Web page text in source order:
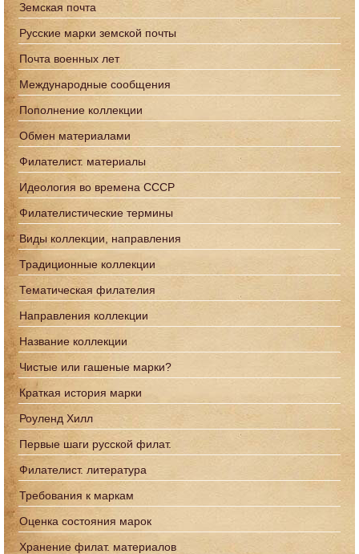
Земская почта
Русские марки земской почты
Почта военных лет
Международные сообщения
Пополнение коллекции
Обмен материалами
Филателист. материалы
Идеология во времена СССР
Филателистические термины
Виды коллекции, направления
Традиционные коллекции
Тематическая филателия
Направления коллекции
Название коллекции
Чистые или гашеные марки?
Краткая история марки
Роуленд Хилл
Первые шаги русской филат.
Филателист. литература
Требования к маркам
Оценка состояния марок
Хранение филат. материалов